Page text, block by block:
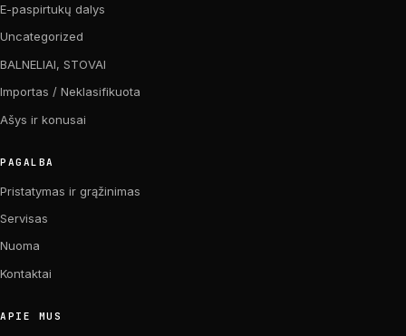
E-paspirtukų dalys
Uncategorized
BALNELIAI, STOVAI
Importas / Neklasifikuota
Ašys ir konusai
PAGALBA
Pristatymas ir grąžinimas
Servisas
Nuoma
Kontaktai
APIE MUS